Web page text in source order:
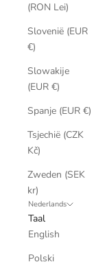
(RON Lei)
Slovenië (EUR
€)
Slowakije
(EUR €)
Spanje (EUR €)
Tsjechië (CZK
Kč)
Zweden (SEK
kr)
Nederlands
Taal
English
Polski